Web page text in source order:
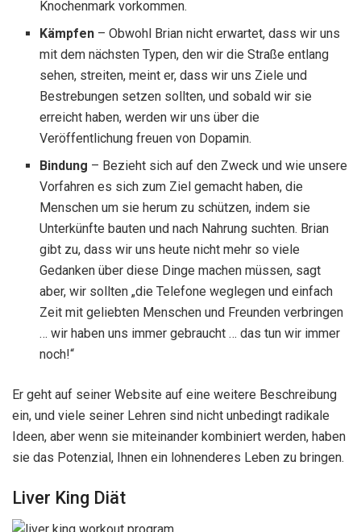
Knochenmark vorkommen.
Kämpfen – Obwohl Brian nicht erwartet, dass wir uns
mit dem nächsten Typen, den wir die Straße entlang
sehen, streiten, meint er, dass wir uns Ziele und
Bestrebungen setzen sollten, und sobald wir sie
erreicht haben, werden wir uns über die
Veröffentlichung freuen von Dopamin.
Bindung – Bezieht sich auf den Zweck und wie unsere
Vorfahren es sich zum Ziel gemacht haben, die
Menschen um sie herum zu schützen, indem sie
Unterkünfte bauten und nach Nahrung suchten. Brian
gibt zu, dass wir uns heute nicht mehr so ​​viele
Gedanken über diese Dinge machen müssen, sagt
aber, wir sollten „die Telefone weglegen und einfach
Zeit mit geliebten Menschen und Freunden verbringen
… wir haben uns immer gebraucht … das tun wir immer
noch!“
Er geht auf seiner Website auf eine weitere Beschreibung
ein, und viele seiner Lehren sind nicht unbedingt radikale
Ideen, aber wenn sie miteinander kombiniert werden, haben
sie das Potenzial, Ihnen ein lohnenderes Leben zu bringen.
Liver King Diät